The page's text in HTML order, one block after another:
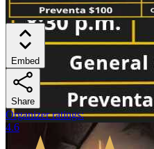
Embed
Share
Organizer ratings:
4.6